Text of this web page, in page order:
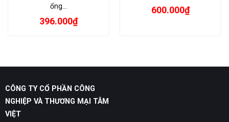
ống…
396.000₫
600.000₫
CÔNG TY CỔ PHẦN CÔNG
NGHIỆP VÀ THƯƠNG MẠI TÂM
VIỆT